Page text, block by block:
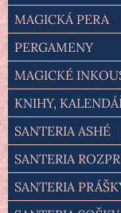
MAGICKÁ PERA
PERGAMENY
MAGICKÉ
KNIHY,
SANTERIA ASHÉ
SANTERIA
SANTERIA